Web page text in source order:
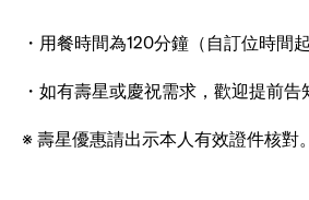
・用餐時間為120分鐘（自訂位時間起
・如有壽星或慶祝需求，歡迎提前告
※ 壽星優惠請出示本人有效證件核對。